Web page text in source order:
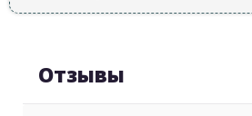
Отзывы